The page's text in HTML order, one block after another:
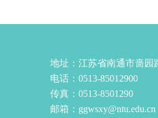
地址：江苏省南通市啬园
电话：0513-85012900
传真：0513-8501290
邮箱：ggwsxy@ntu.edu.cn